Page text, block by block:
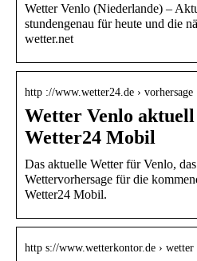
Wetter Venlo (Niederlande) –
stundengenau für heute und die
wetter.net
http ://www.wetter24.de › vorhersage
Wetter Venlo aktuell
Wetter24 Mobil
Das aktuelle Wetter für Venlo,
Wettervorhersage für die
Wetter24 Mobil.
http s://www.wetterkontor.de › wetter